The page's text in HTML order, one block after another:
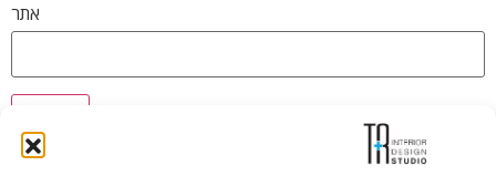
אתר